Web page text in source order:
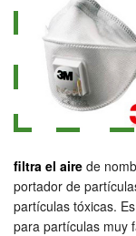
filtra el aire de
portador de
partículas tóxicas.
para partículas muy